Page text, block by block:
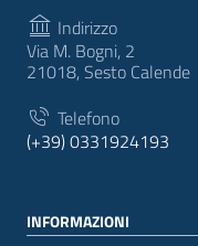
Indirizzo
Via M. Bogni, 2
21018, Sesto Calende
Telefono
(+39) 0331924193
INFORMAZIONI